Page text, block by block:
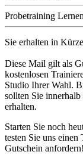
Probetraining
Sie erhalten in
Diese Mail gilt als
kostenlosen
Studio Ihrer Wahl.
sollten Sie
erhalten.
Starten Sie noch
testen Sie uns
Gutschein